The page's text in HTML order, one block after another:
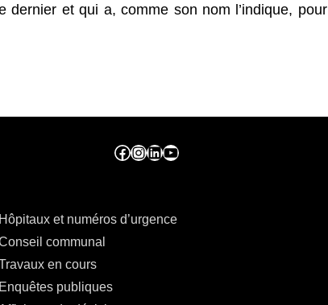
et qui a, comme son nom l’indique, pour
Facebook ville de seraing Instragram ville de seraing linkedin – ville de seraing YouTube
Hôpitaux et numéros d’urgence
communal
en cours
Enquêtes publiques